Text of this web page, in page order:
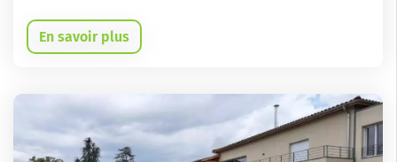
En savoir plus